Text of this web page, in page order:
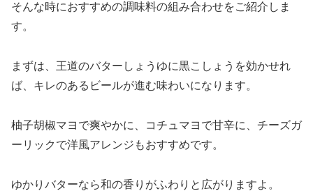
そんな時におすすめの調味料の組み合わせをご紹介しま
す。
まずは、王道のバターしょうゆに黒こしょうを効かせれ
ば、キレのあるビールが進む味わいになります。
柚子胡椒マヨで爽やかに、コチュマヨで甘辛に、チーズガ
ーリックで洋風アレンジもおすすめです。
ゆかりバターなら和の香りがふわりと広がりますよ。